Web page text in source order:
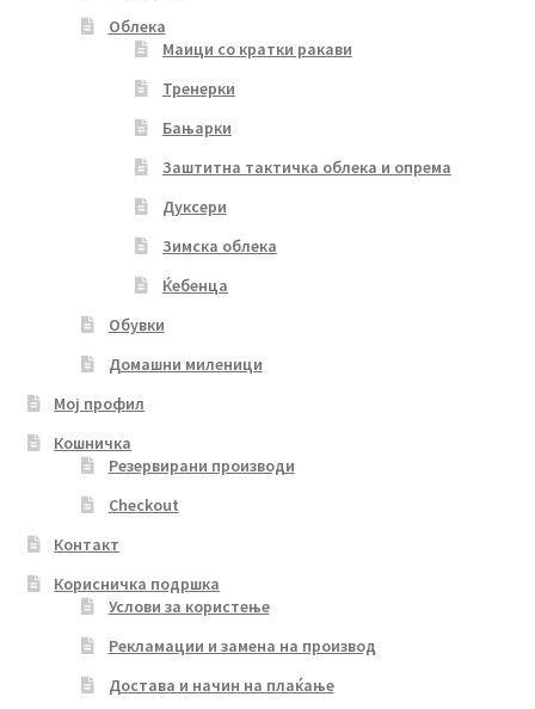
Облека
Маици со кратки ракави
Тренерки
Бањарки
Заштитна тактичка облека и опрема
Дуксери
Зимска облека
Ќебенца
Обувки
Домашни миленици
Мој профил
Кошничка
Резервирани производи
Checkout
Контакт
Корисничка подршка
Услови за користење
Рекламации и замена на производ
Достава и начин на плаќање